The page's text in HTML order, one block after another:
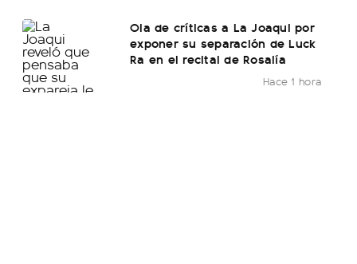
Ola de críticas a La Joaqui por
exponer su separación de Luck
Ra en el recital de Rosalía
Hace 1 hora